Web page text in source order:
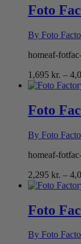
Foto
By Foto
homeaf-
1,695 kr. –
Foto
By Foto
homeaf-
2,295 kr. –
Foto
By Foto